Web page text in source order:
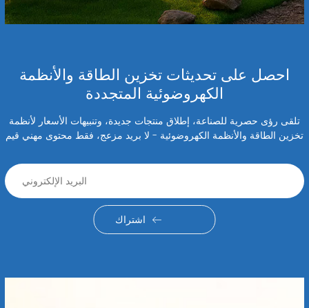
احصل على تحديثات تخزين الطاقة والأنظمة
الكهروضوئية المتجددة
تلقى رؤى حصرية للصناعة، إطلاق منتجات جديدة، وتنبيهات الأسعار لأنظمة
تخزين الطاقة والأنظمة الكهروضوئية - لا بريد مزعج، فقط محتوى مهني قيم
اشتراك